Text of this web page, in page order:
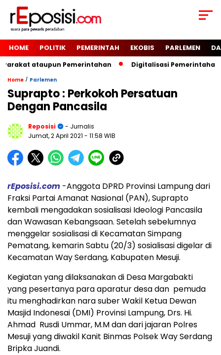
HOME POLITIK PEMERINTAH EKOBIS PARLEMEN
ataupun Pemerintahan Digitalisasi Pemerintahan di
Home / Parlemen
Suprapto : Perkokoh Persatuan
Dengan Pancasila
Reposisi
- Jurnalis
Jumat, 2 April 2021 - 11:58 WIB
rEposisi.com -Anggota DPRD Provinsi Lampung dari
Fraksi Partai Amanat Nasional (PAN), Suprapto
kembali mengadakan sosialisasi Ideologi Pancasila
dan Wawasan Kebangsaan. Setelah sebelumnya
menggelar sosialisasi di Kecamatan Simpang
Pematang, kemarin Sabtu (20/3) sosialisasi digelar di
Kecamatan Way Serdang, Kabupaten Mesuji.
Kegiatan yang dilaksanakan di Desa Margabakti
yang pesertanya para aparatur desa dan pemuda
itu menghadirkan nara suber Wakil Ketua Dewan
Masjid Indonesai (DMI) Provinsi Lampung, Drs. Hi.
Ahmad Rusdi Ummar, M.M dan dari jajaran Polres
Mesuji yang diwakil Kanit Binmas Polsek Way Serdang
Bripka Juandi.